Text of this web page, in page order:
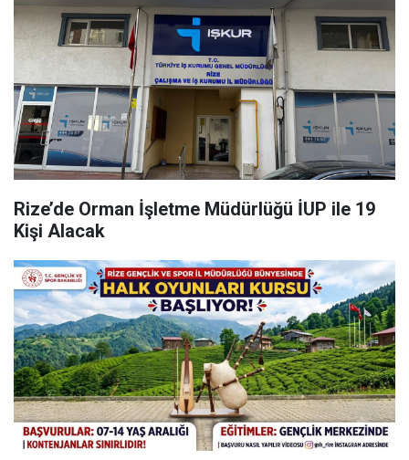
Rize’de Orman İşletme Müdürlüğü İUP ile 19
Kişi Alacak